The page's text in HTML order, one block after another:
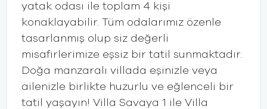
yatak odası ile toplam 4 kişi
konaklayabilir. Tüm odalarımız özenle
tasarlanmış olup siz değerli
misafirlerimize eşsiz bir tatil sunmaktadır.
Doğa manzaralı villada eşinizle veya
ailenizle birlikte huzurlu ve eğlenceli bir
tatil yaşayın! Villa Savaya 1 ile Villa